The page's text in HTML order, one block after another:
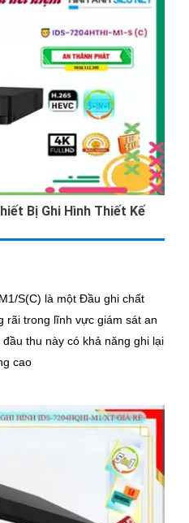
Bị Ghi Hình Thiết Kế
S(C) là một Đầu ghi chất
rãi trong lĩnh vực giám sát an
cao